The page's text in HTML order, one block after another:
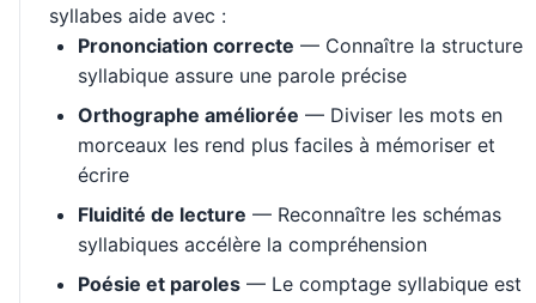
syllabes aide avec :
Prononciation correcte — Connaître la structure
syllabique assure une parole précise
Orthographe améliorée — Diviser les mots en
morceaux les rend plus faciles à mémoriser et
écrire
Fluidité de lecture — Reconnaître les schémas
syllabiques accélère la compréhension
Poésie et paroles — Le comptage syllabique est